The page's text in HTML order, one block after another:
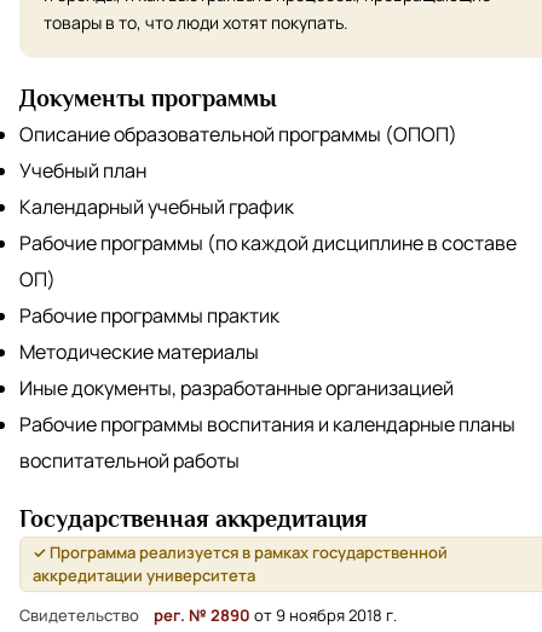
товары в то, что люди хотят покупать.
Документы программы
Описание образовательной программы (ОПОП)
Учебный план
Календарный учебный график
Рабочие программы (по каждой дисциплине в составе
ОП)
Рабочие программы практик
Методические материалы
Иные документы, разработанные организацией
Рабочие программы воспитания и календарные планы
воспитательной работы
Государственная аккредитация
✓ Программа реализуется в рамках государственной
аккредитации университета
Свидетельство
рег. № 2890 от 9 ноября 2018 г.